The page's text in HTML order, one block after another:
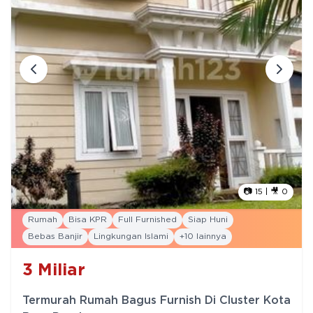
📷 15 | 🎥 0
Rumah Bisa KPR Full Furnished Siap Huni
Bebas Banjir Lingkungan Islami +10 lainnya
3 Miliar
Termurah Rumah Bagus Furnish Di Cluster Kota